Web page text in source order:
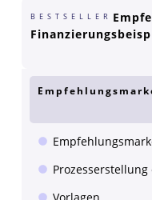
BESTSELLER